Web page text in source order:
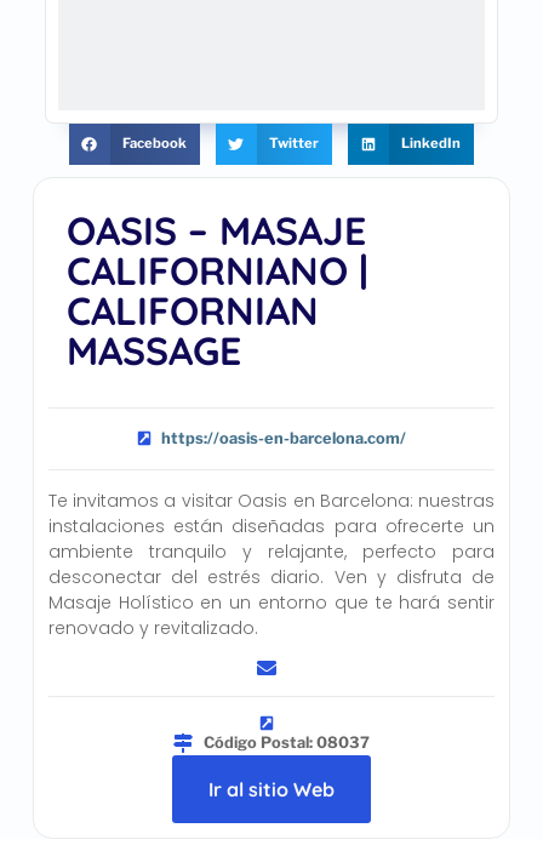
OASIS – MASAJE
CALIFORNIANO |
CALIFORNIAN
MASSAGE
https://oasis-en-barcelona.com/
Te invitamos a visitar Oasis en Barcelona: nuestras
instalaciones están diseñadas para ofrecerte un
ambiente tranquilo y relajante, perfecto para
desconectar del estrés diario. Ven y disfruta de
Masaje Holístico en un entorno que te hará sentir
renovado y revitalizado.
Código Postal: 08037
Ir al sitio Web
Facebook Twitter LinkedIn